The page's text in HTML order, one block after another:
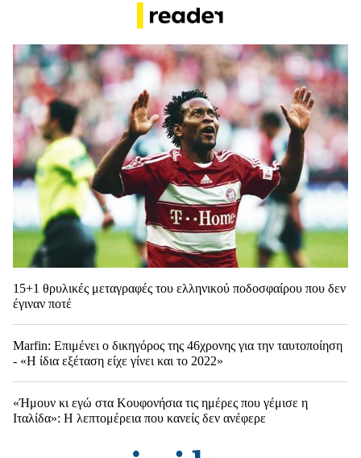
15+1 θρυλικές μεταγραφές του ελληνικού ποδοσφαίρου που δεν
έγιναν ποτέ
Marfin: Επιμένει ο δικηγόρος της 46χρονης για την ταυτοποίηση
- «Η ίδια εξέταση είχε γίνει και το 2022»
«Ήμουν κι εγώ στα Κουφονήσια τις ημέρες που γέμισε η
Ιταλίδα»: Η λεπτομέρεια που κανείς δεν ανέφερε